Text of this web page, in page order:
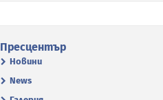
Пресцентър
Новини
News